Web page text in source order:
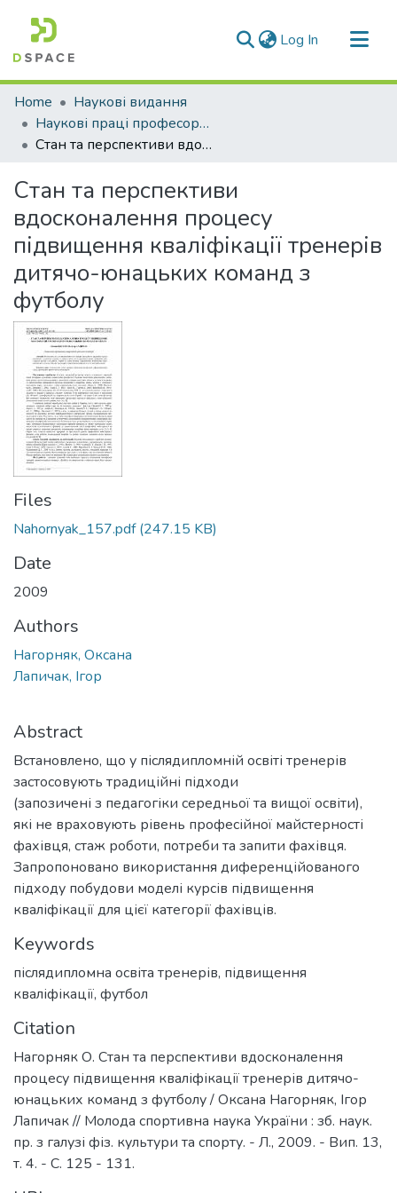
Log In (current)
Communities & Collections
All of DSpace
Statistics
Home
Наукові видання
Наукові праці професорсько-викладацького складу ЛДУФК
Стан та перспективи вдосконалення процесу підвищення кваліфікації тренерів дитячо-юнацьких команд з футболу
Стан та перспективи
вдосконалення процесу
підвищення кваліфікації тренерів
дитячо-юнацьких команд з
футболу
Files
Nahornyak_157.pdf(247.15 KB)
Date
2009
Authors
Нагорняк, Оксана
Лапичак, Ігор
Abstract
Встановлено, що у післядипломній освіті тренерів
застосовують традиційні підходи
(запозичені з педагогіки середньої та вищої освіти),
які не враховують рівень професійної майстерності
фахівця, стаж роботи, потреби та запити фахівця.
Запропоновано використання диференційованого
підходу побудови моделі курсів підвищення
кваліфікації для цієї категорії фахівців.
Keywords
післядипломна освіта тренерів, підвищення
кваліфікації, футбол
Citation
Нагорняк О. Стан та перспективи вдосконалення
процесу підвищення кваліфікації тренерів дитячо-
юнацьких команд з футболу / Оксана Нагорняк, Ігор
Лапичак // Молода спортивна наука України : зб. наук.
пр. з галузі фіз. культури та спорту. - Л., 2009. - Вип. 13,
т. 4. - С. 125 - 131.